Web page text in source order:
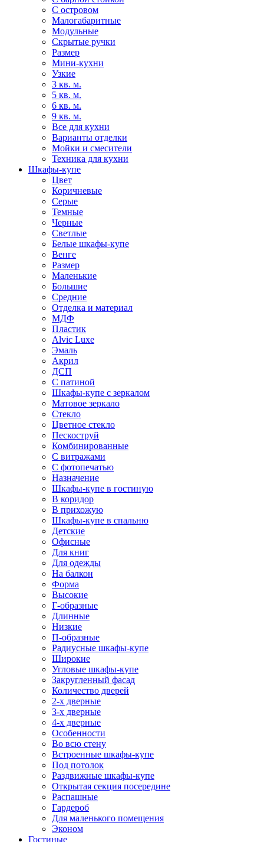
С островом
Малогабаритные
Модульные
Скрытые ручки
Размер
Мини-кухни
Узкие
3 кв. м.
5 кв. м.
6 кв. м.
9 кв. м.
Все для кухни
Варианты отделки
Мойки и смесители
Техника для кухни
Шкафы-купе
Цвет
Коричневые
Серые
Темные
Черные
Светлые
Белые шкафы-купе
Венге
Размер
Маленькие
Большие
Средние
Отделка и материал
МДФ
Пластик
Alvic Luxe
Эмаль
Акрил
ДСП
С патиной
Шкафы-купе с зеркалом
Матовое зеркало
Стекло
Цветное стекло
Пескоструй
Комбинированные
С витражами
С фотопечатью
Назначение
Шкафы-купе в гостиную
В коридор
В прихожую
Шкафы-купе в спальню
Детские
Офисные
Для книг
Для одежды
На балкон
Форма
Высокие
Г-образные
Длинные
Низкие
П-образные
Радиусные шкафы-купе
Широкие
Угловые шкафы-купе
Закругленный фасад
Количество дверей
2-х дверные
3-х дверные
4-х дверные
Особенности
Во всю стену
Встроенные шкафы-купе
Под потолок
Раздвижные шкафы-купе
Открытая секция посередине
Распашные
Гардероб
Для маленького помещения
Эконом
Гостиные